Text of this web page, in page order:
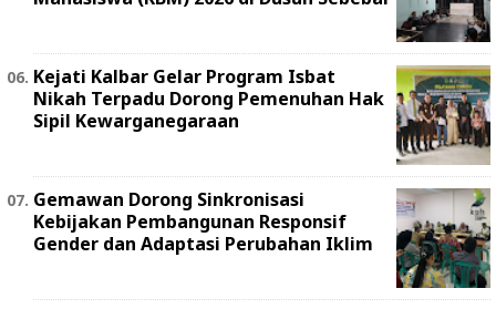
Kejati Kalbar Gelar Program Isbat
Nikah Terpadu Dorong Pemenuhan Hak
Sipil Kewarganegaraan
Gemawan Dorong Sinkronisasi
Kebijakan Pembangunan Responsif
Gender dan Adaptasi Perubahan Iklim